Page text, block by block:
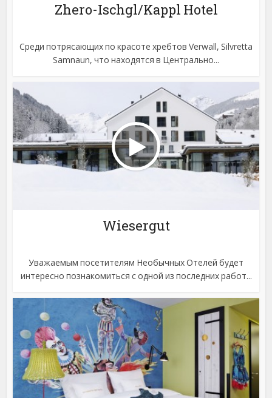
Zhero-Ischgl/Kappl Hotel
Среди потрясающих по красоте хребтов Verwall, Silvretta
Samnaun, что находятся в Центрально...
Wiesergut
Уважаемым посетителям Необычных Отелей будет
интересно познакомиться с одной из последних работ...